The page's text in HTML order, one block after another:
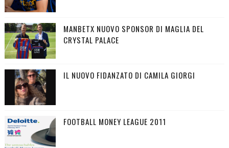
MANBETX NUOVO SPONSOR DI MAGLIA DEL
CRYSTAL PALACE
IL NUOVO FIDANZATO DI CAMILA GIORGI
FOOTBALL MONEY LEAGUE 2011